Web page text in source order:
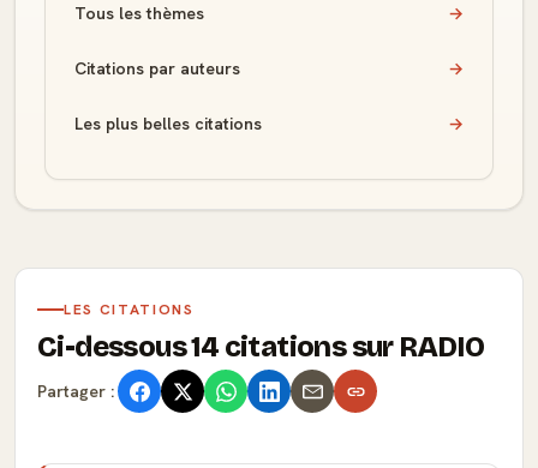
Tous les thèmes →
Citations par auteurs →
Les plus belles citations →
LES CITATIONS
Ci-dessous 14 citations sur RADIO
Partager :